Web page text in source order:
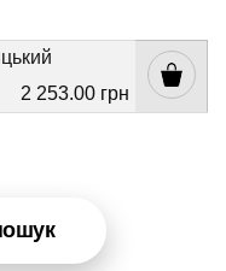
2 253.00 грн